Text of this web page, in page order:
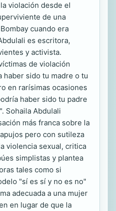
violación desde el
de una
cuando era
es escritora,
y activista.
de violación
haber sido tu madre o tu
en rarísimas ocasiones
haber sido tu padre
Sohaila Abdulali
más franca sobre la
pero con sutileza
violencia sexual, critica
simplistas y plantea
tales como si
"sí es sí y no es no"
adecuada a una mujer
en lugar de que la